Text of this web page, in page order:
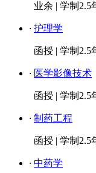
业余 | 学制2.5
· 护理学
函授 | 学制2.5
· 医学影像技术
函授 | 学制2.5
· 制药工程
函授 | 学制2.5
· 中药学